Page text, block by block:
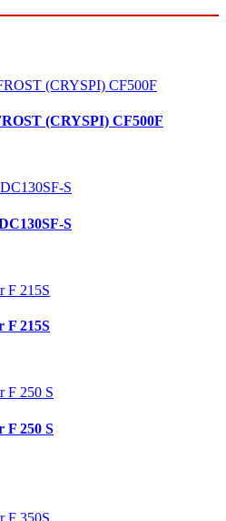
(CRYSPI) CF500F
S
F 215S
250 S